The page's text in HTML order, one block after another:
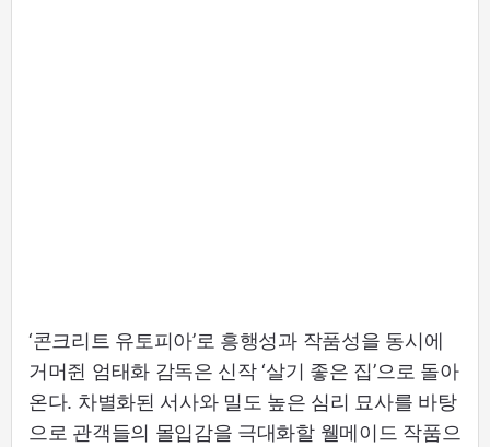
‘콘크리트 유토피아’로 흥행성과 작품성을 동시에
거머쥔 엄태화 감독은 신작 ‘살기 좋은 집’으로 돌아
온다. 차별화된 서사와 밀도 높은 심리 묘사를 바탕
으로 관객들의 몰입감을 극대화할 웰메이드 작품으